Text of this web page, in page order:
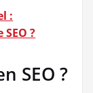
:
?
SEO ?